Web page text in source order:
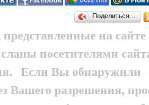
Поделиться…
на сайте
посетителями
Если Вы
Вашего разрешения,